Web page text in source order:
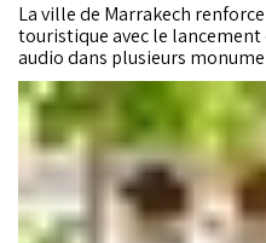
La ville de Marrakech
touristique avec le lancement
audio dans plusieurs
emblématiques. Ce dispositif
visiteurs grâce à un contenu
accessible.